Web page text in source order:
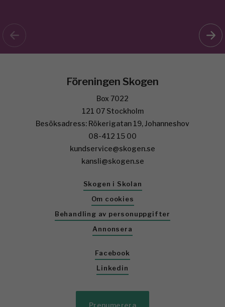
Föreningen Skogen
Box 7022
121 07 Stockholm
Besöksadress: Rökerigatan 19, Johanneshov
08-412 15 00
kundservice@skogen.se
kansli@skogen.se
Skogen i Skolan
Om cookies
Behandling av personuppgifter
Annonsera
Facebook
Linkedin
Prenumerera